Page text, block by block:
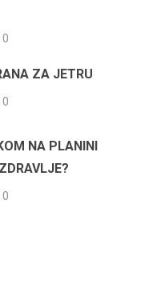
0
ZA JETRU
0
NA PLANINI
0